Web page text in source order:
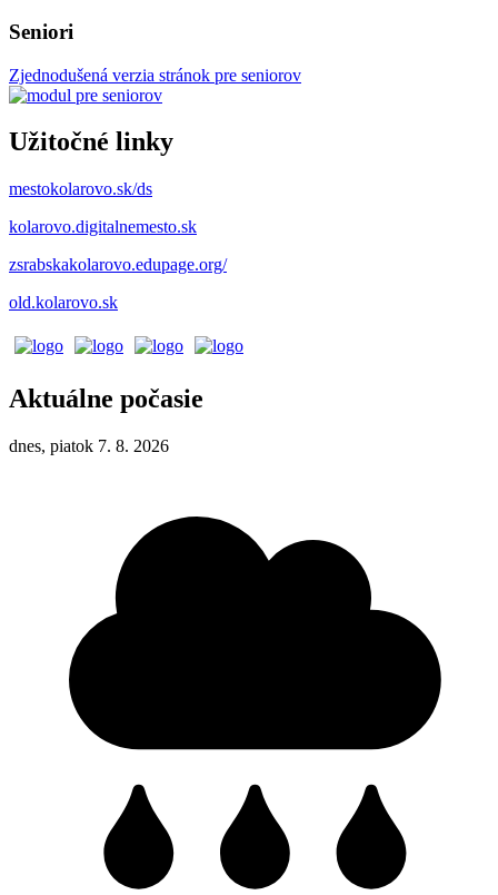
Seniori
Zjednodušená verzia stránok pre seniorov
Užitočné linky
mestokolarovo.sk/ds
kolarovo.digitalnemesto.sk
zsrabskakolarovo.edupage.org/
old.kolarovo.sk
Aktuálne počasie
dnes, piatok 7. 8. 2026